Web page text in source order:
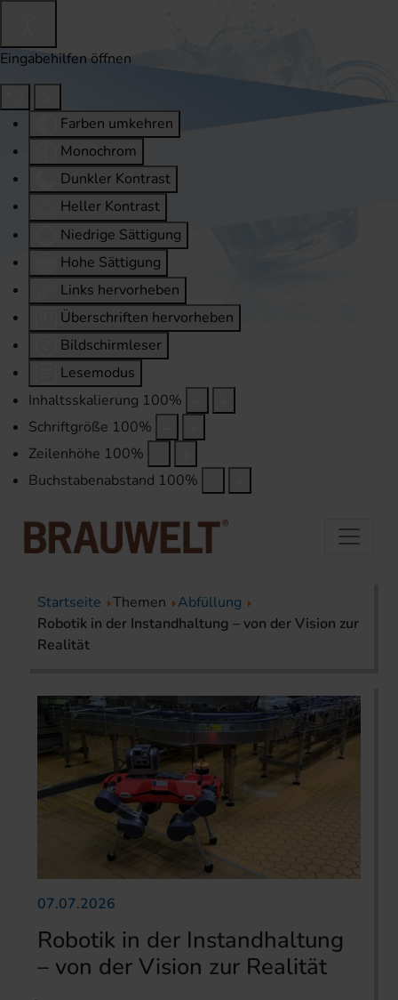
Eingabehilfen öffnen
Farben umkehren
Monochrom
Dunkler Kontrast
Heller Kontrast
Niedrige Sättigung
Hohe Sättigung
Links hervorheben
Überschriften hervorheben
Bildschirmleser
Lesemodus
Inhaltsskalierung 100%
Schriftgröße 100%
Zeilenhöhe 100%
Buchstabenabstand 100%
Startseite Themen
Abfüllung
Robotik in der Instandhaltung – von der Vision zur
Realität
07.07.2026
Robotik in der Instandhaltung
– von der Vision zur Realität